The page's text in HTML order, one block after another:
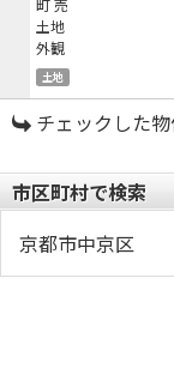
土地
チェックした
市区町村で検索
京都市中京区